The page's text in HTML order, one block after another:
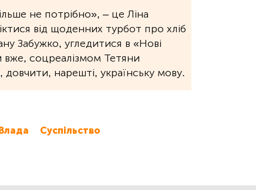
не потрібно», ‒ це Ліна
від щоденних турбот про хліб
Забужко, угледитися в «Нові
вже, соцреалізмом Тетяни
довчити, нарешті, українську мову.
Суспільство